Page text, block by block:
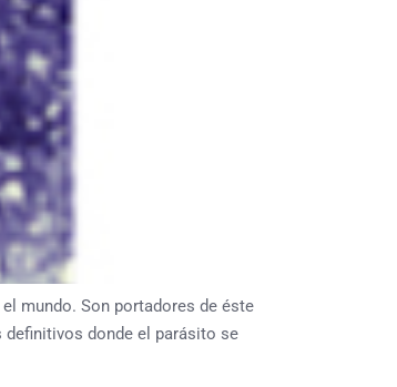
mundo. Son portadores de éste
definitivos donde el parásito se